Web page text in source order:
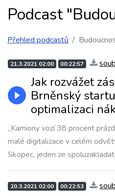
Podcast
Přehled podcastů
21.3.2021 02:00 00:22:57
Jak rozvážet
Brněnský
optimalizaci
„Kamiony vozí 38 procent
malé digitalizace v celém
Skopec, jeden ze
20.3.2021 02:00 00:22:53